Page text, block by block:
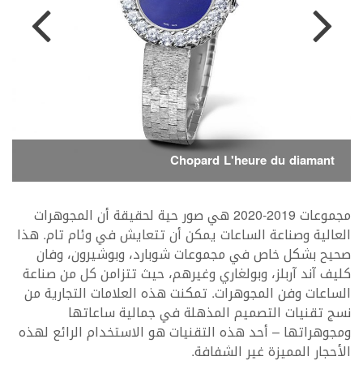
Chopard L'heure du diamant
مجموعات 2019-2020 هي صور حية لحقيقة أن المجوهرات
العالية وصناعة الساعات يمكن أن تتعايش في وئام تام. هذا
صحيح بشكل خاص في مجموعات شوبارد، وبوشيرون، وفان
كليف آند آربلز، وبولغاري وغيرهم، حيث تتزامن كل من صناعة
الساعات وفن المجوهرات. تمكنت هذه العلامات التجارية من
نسج تقنيات التصميم المذهلة في جمالية ساعاتها
ومجوهراتها – أحد هذه التقنيات هو الاستخدام الرائع لهذه
الأحجار المميزة غير الشفافة.